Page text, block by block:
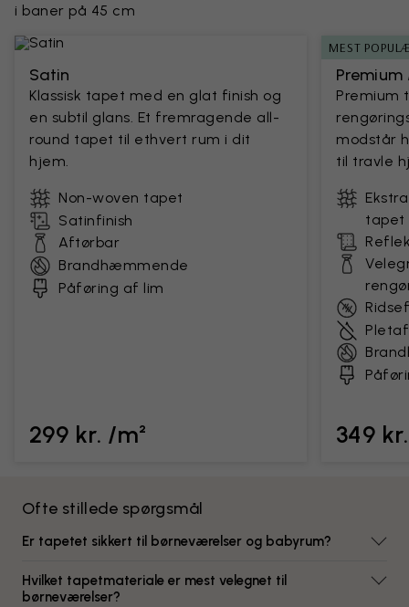
i baner på 45 cm
Satin
Klassisk tapet med en glat finish og
en subtil glans. Et fremragende all-
round tapet til ethvert rum i dit
hjem.
Non-woven tapet
Satinfinish
Aftørbar
Brandhæmmende
Påføring af lim
299 kr. /m²
MEST
Premium
modstår
til travle
tapet
349
Ofte stillede spørgsmål
Er tapetet sikkert til børneværelser og babyrum?
Hvilket tapetmateriale er mest velegnet til
børneværelser?